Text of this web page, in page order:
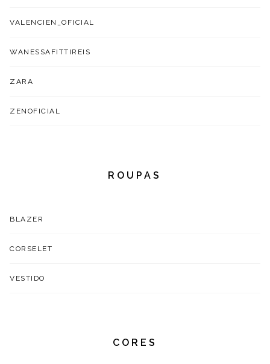
VALENCIEN_OFICIAL
WANESSAFITTIREIS
ZARA
ZENOFICIAL
ROUPAS
BLAZER
CORSELET
VESTIDO
CORES